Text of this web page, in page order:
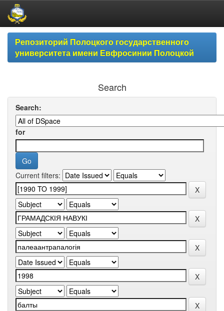
Skip
navigationРепозиторий Полоцкого государственного
университета имени Евфросинии Полоцкой
Search
Search:
for
Current filters: